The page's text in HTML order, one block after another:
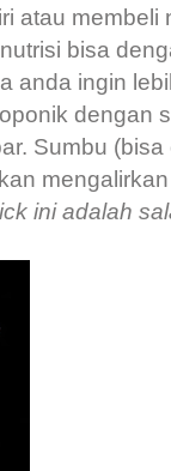
atau membeli
bisa
anda ingin
dengan
Sumbu (bisa
ini adalah